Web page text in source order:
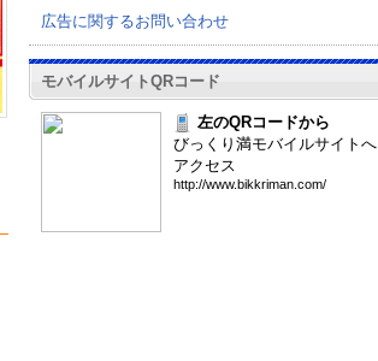
広告に関するお問い合わせ
モバイルサイトQRコード
左のQRコードから
びっくり満モバイルサイトへ
アクセス
http://www.bikkriman. com/